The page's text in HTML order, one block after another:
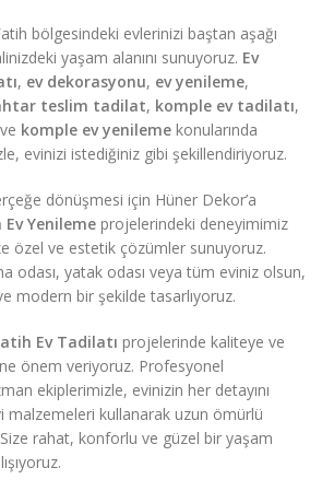
bölgesindeki evlerinizi baştan aşağı
yaşam alanını sunuyoruz. Ev
, ev dekorasyonu, ev yenileme,
teslim tadilat, komple ev tadilatı,
ve komple ev yenileme konularında
evinizi istediğiniz gibi şekillendiriyoruz.
dönüşmesi için Hüner Dekor’a
Ev Yenileme projelerindeki deneyimimiz
özel ve estetik çözümler sunuyoruz.
odası, yatak odası veya tüm eviniz olsun,
modern bir şekilde tasarlıyoruz.
Ev Tadilatı projelerinde kaliteye ve
önem veriyoruz. Profesyonel
ekiplerimizle, evinizin her detayını
malzemeleri kullanarak uzun ömürlü
rahat, konforlu ve güzel bir yaşam